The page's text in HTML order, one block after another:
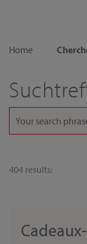
Home
404 results: